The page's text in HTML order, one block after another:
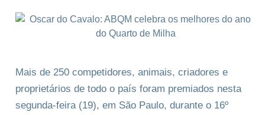
Mais de 250 competidores, animais, criadores e
proprietários de todo o país foram premiados nesta
segunda-feira (19), em São Paulo, durante o 16º